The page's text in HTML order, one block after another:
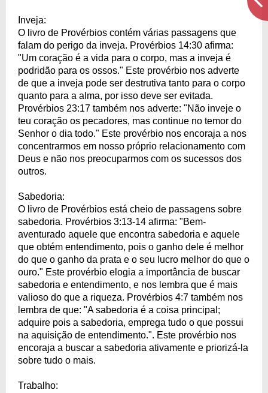
Inveja:
O livro de Provérbios contém várias passagens que
falam do perigo da inveja. Provérbios 14:30 afirma:
"Um coração é a vida para o corpo, mas a inveja é
podridão para os ossos." Este provérbio nos adverte
de que a inveja pode ser destrutiva tanto para o corpo
quanto para a alma, por isso deve ser evitada.
Provérbios 23:17 também nos adverte: "Não inveje o
teu coração os pecadores, mas continue no temor do
Senhor o dia todo." Este provérbio nos encoraja a nos
concentrarmos em nosso próprio relacionamento com
Deus e não nos preocuparmos com os sucessos dos
outros.
Sabedoria:
O livro de Provérbios está cheio de passagens sobre
sabedoria. Provérbios 3:13-14 afirma: "Bem-
aventurado aquele que encontra sabedoria e aquele
que obtém entendimento, pois o ganho dele é melhor
do que o ganho da prata e o seu lucro melhor do que o
ouro." Este provérbio elogia a importância de buscar
sabedoria e entendimento, e nos lembra que é mais
valioso do que a riqueza. Provérbios 4:7 também nos
lembra de que: "A sabedoria é a coisa principal;
adquire pois a sabedoria, emprega tudo o que possui
na aquisição de entendimento.". Este provérbio nos
encoraja a buscar a sabedoria ativamente e priorizá-la
sobre tudo o mais.
Trabalho: